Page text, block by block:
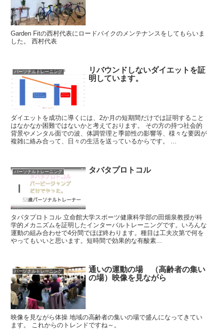
Garden Fitの西村代表にロードバイクのメンテナンスをしてもらいま
した。 西村代表
パーソナルトレーニング
リバウンドしないダイエットを証
明しています。
ダイエットを成功に導くには、2か月の短期間だけでは証明すること
はなかなか困難ではないかと考えております。 その方の持つ社会的
背景やメンタル面での波、体調管理と季節性の影響等、様々な要因が
複雑に絡み合って、日々の生活を送っているからです。 ...
パーソナルトレーニング タバタプロトコル
タバタプロトコル 立命館大学スポーツ健康科学部の田畑泉教授が科
学的メカニズムを証明したインターバルトレーニングです。いろんな
運動の組み合わせで4分間でほぼ終わります。種目は工夫次第で何を
やってもいいと思います。短時間で効果的な有酸素...
パーソナルトレーニング
通いの運動の場 （高齢者の集い
の場）映像を見ながら
映像を見ながら体操 地域の高齢者の集いの場で盛んになってきてい
ます。 これからのトレンドですね～。